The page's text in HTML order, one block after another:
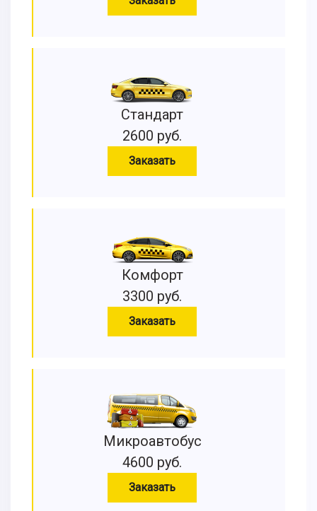
Стандарт
2600 руб.
Заказать
Комфорт
3300 руб.
Заказать
Микроавтобус
4600 руб.
Заказать